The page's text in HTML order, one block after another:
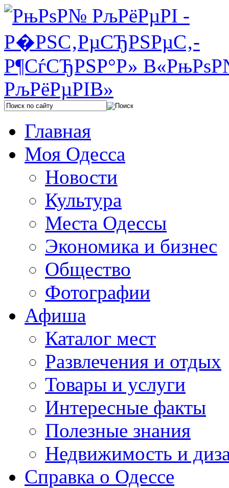
Главная
Моя Одесса
Новости
Культура
Места Одессы
Экономика и бизнес
Общество
Фотографии
Афиша
Каталог мест
Развлечения и отдых
Товары и услуги
Интересные факты
Полезные знания
Недвижимость и
Справка о Одессе